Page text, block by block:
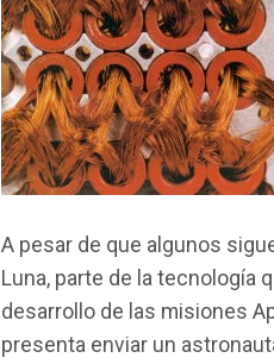
A pesar de que algunos
Luna, parte de la tecnologí­a
desarrollo de las misiones
presenta enviar un